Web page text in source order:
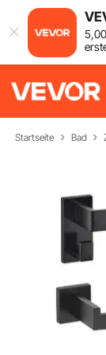
5,00
Startseite Bad